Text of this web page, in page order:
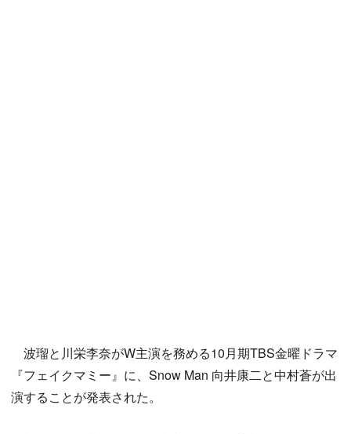
波瑠と川栄李奈がW主演を務める10月期TBS金曜ドラマ
『フェイクマミー』に、Snow Man 向井康二と中村蒼が出
演することが発表された。